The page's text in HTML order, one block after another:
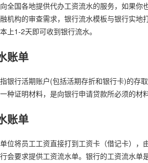
全国各地提供代办工资流水的服务，如果你
机构的审查需求，银行流水模板与银行实
上1-2天即可收到银行流水。
账单
银行活期账户(包括活期存折和银行卡)的存
种证明材料，是向银行申请贷款所必须的材料
账单
位将员工工资直接打到工资卡（借记卡）
会要求提供工资流水单。银行的工资流水